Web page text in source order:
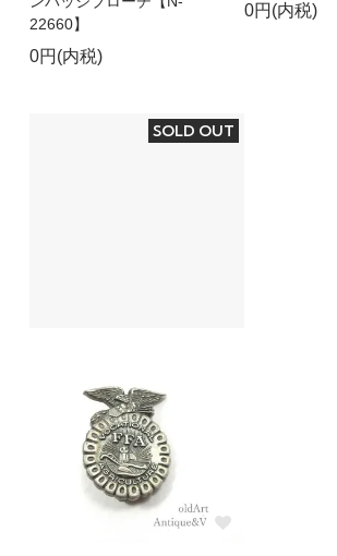
22660】
0円(内税)
0円(内税)
SOLD OUT